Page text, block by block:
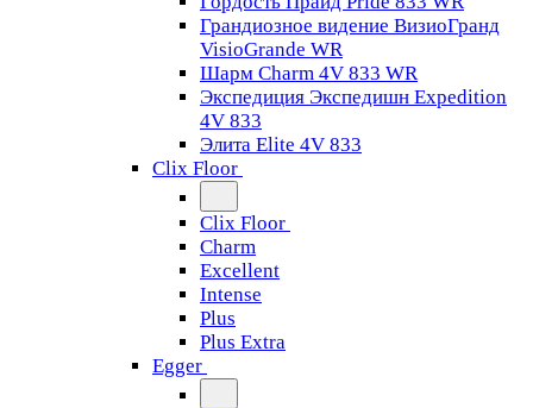
Грандиозное видение ВизиоГранд
VisioGrande WR
Шарм Charm 4V 833 WR
Экспедиция Экспедишн Expedition
4V 833
Элита Elite 4V 833
Clix Floor
Clix Floor
Charm
Excellent
Intense
Plus
Plus Extra
Egger